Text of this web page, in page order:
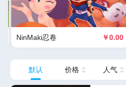
￥0.00
NinMaki忍卷
默认 价格 人气